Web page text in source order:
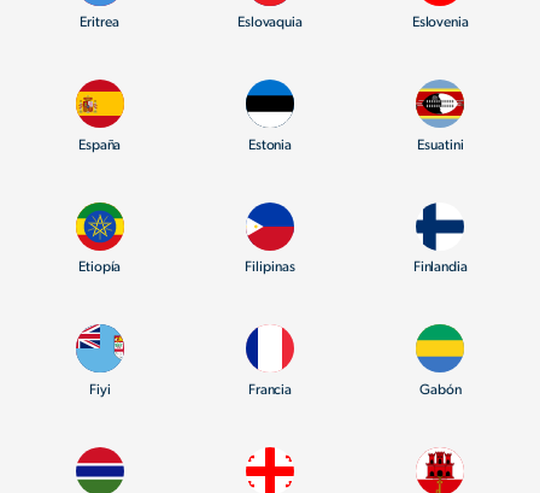
Eritrea Eslovaquia Eslovenia
España Estonia Esuatini
Etiopía Filipinas Finlandia
Fiyi Francia Gabón